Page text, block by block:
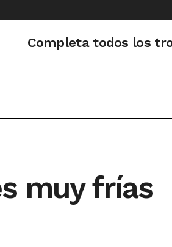
Completa todos los
muy frías